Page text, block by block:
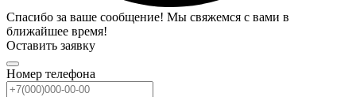
Спасибо за ваше сообщение! Мы свяжемся с вами в
ближайшее время!
Оставить заявку
Номер телефона